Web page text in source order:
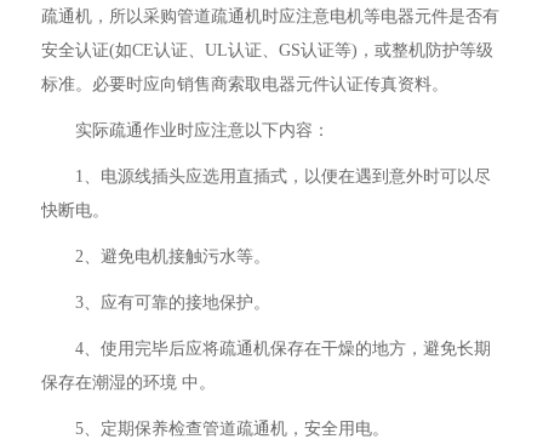
疏通机，所以采购管道疏通机时应注意电机等电器元件是否有
安全认证(如CE认证、UL认证、GS认证等)，或整机防护等级
标准。必要时应向销售商索取电器元件认证传真资料。
实际疏通作业时应注意以下内容：
1、电源线插头应选用直插式，以便在遇到意外时可以尽
快断电。
2、避免电机接触污水等。
3、应有可靠的接地保护。
4、使用完毕后应将疏通机保存在干燥的地方，避免长期
保存在潮湿的环境 中。
5、定期保养检查管道疏通机，安全用电。